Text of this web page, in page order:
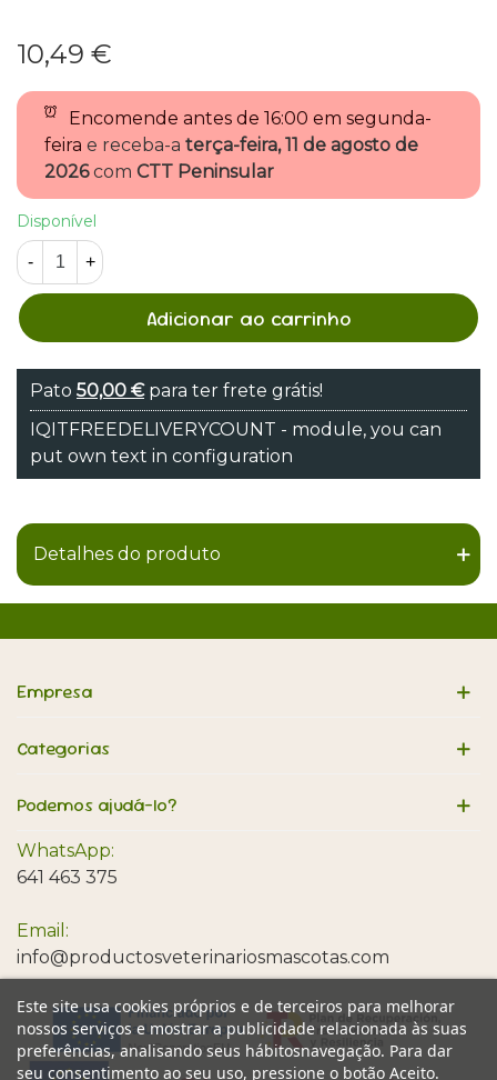
10,49 €
Encomende antes de 16:00 em segunda-
feira e receba-a terça-feira, 11 de agosto de
2026 com CTT Peninsular
Disponível
- +
Adicionar ao carrinho
Pato 50,00 €para ter frete grátis!
IQITFREEDELIVERYCOUNT - module, you can
put own text in configuration
Detalhes do produto
Este site usa cookies próprios e de terceiros para melhorar
nossos serviços e mostrar a publicidade relacionada às suas
preferências, analisando seus hábitosnavegação. Para dar
seu consentimento ao seu uso, pressione o botão Aceito.
Empresa
Categorias
Podemos ajudá-lo?
WhatsApp:
641 463 375
Email:
info@productosveterinariosmascotas.com